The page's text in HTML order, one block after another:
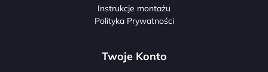
Instrukcje montażu
Polityka Prywatności
Twoje Konto